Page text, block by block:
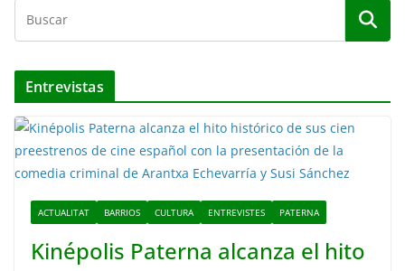
Entrevistas
ACTUALITAT BARRIOS CULTURA ENTREVISTES PATERNA
Kinépolis Paterna alcanza el hito